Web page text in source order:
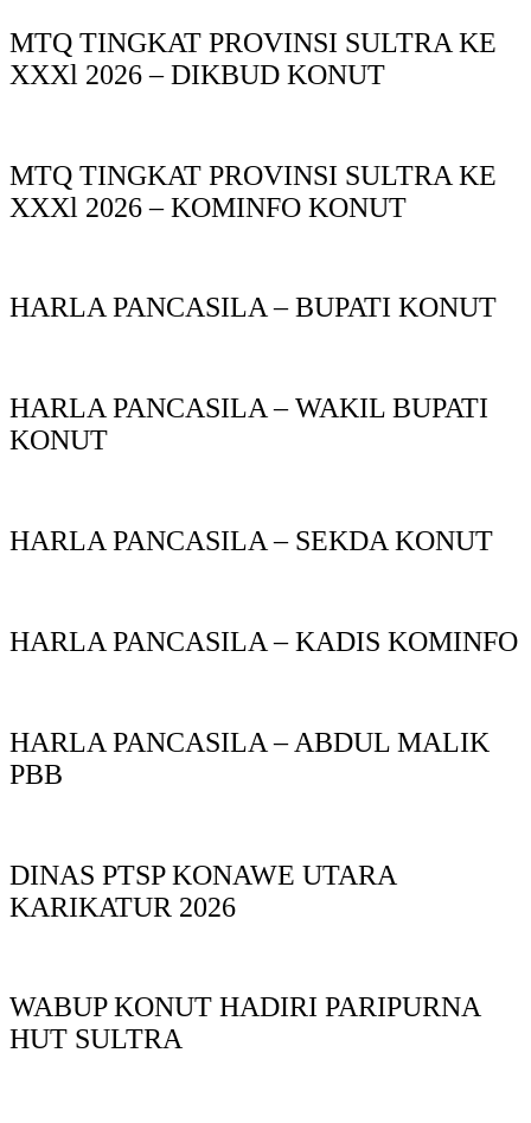
MTQ TINGKAT PROVINSI SULTRA KE
XXXl 2026 – DIKBUD KONUT
MTQ TINGKAT PROVINSI SULTRA KE
XXXl 2026 – KOMINFO KONUT
HARLA PANCASILA – BUPATI KONUT
HARLA PANCASILA – WAKIL BUPATI
KONUT
HARLA PANCASILA – SEKDA KONUT
HARLA PANCASILA – KADIS KOMINFO
HARLA PANCASILA – ABDUL MALIK
PBB
DINAS PTSP KONAWE UTARA
KARIKATUR 2026
WABUP KONUT HADIRI PARIPURNA
HUT SULTRA